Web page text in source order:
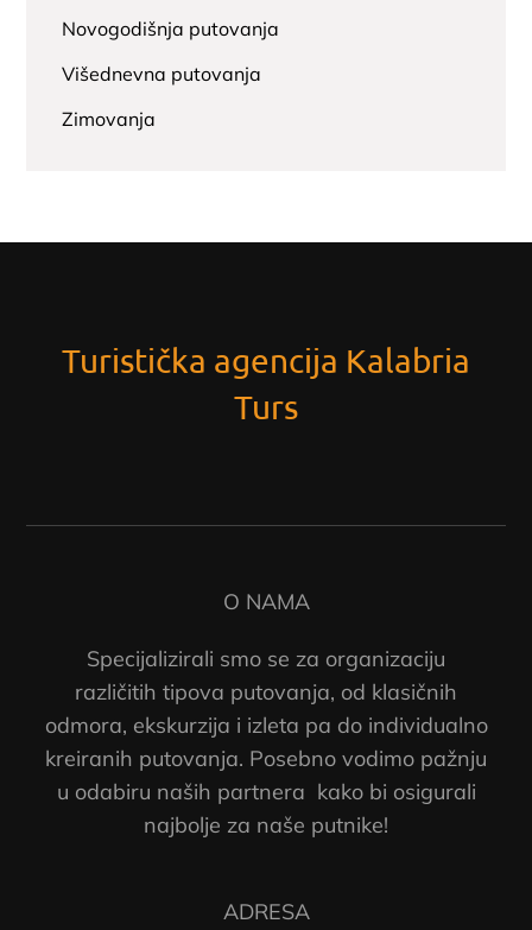
Novogodišnja putovanja
Višednevna putovanja
Zimovanja
Turistička agencija Kalabria
Turs
O NAMA
Specijalizirali smo se za organizaciju
različitih tipova putovanja, od klasičnih
odmora, ekskurzija i izleta pa do individualno
kreiranih putovanja. Posebno vodimo pažnju
u odabiru naših partnera kako bi osigurali
najbolje za naše putnike!
ADRESA